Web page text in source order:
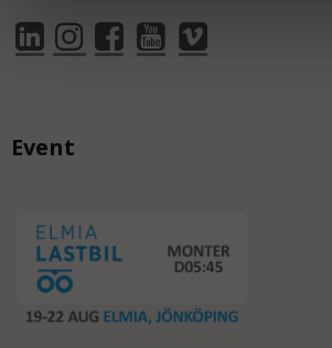
Event